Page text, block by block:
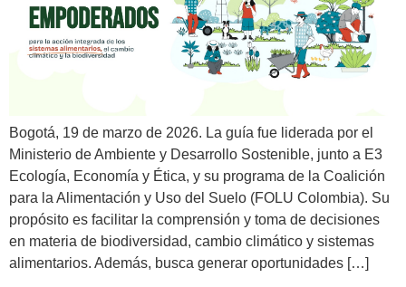
Bogotá, 19 de marzo de 2026. La guía fue liderada por el
Ministerio de Ambiente y Desarrollo Sostenible, junto a E3
Ecología, Economía y Ética, y su programa de la Coalición
para la Alimentación y Uso del Suelo (FOLU Colombia). Su
propósito es facilitar la comprensión y toma de decisiones
en materia de biodiversidad, cambio climático y sistemas
alimentarios. Además, busca generar oportunidades […]